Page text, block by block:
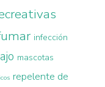
infección
mascotas
repelente de